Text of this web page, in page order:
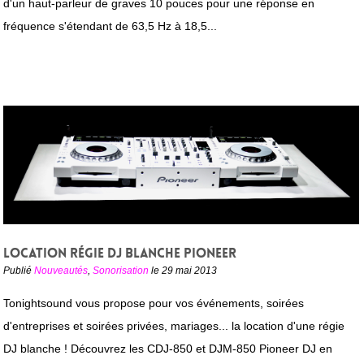
d'un haut-parleur de graves 10 pouces pour une réponse en
fréquence s'étendant de 63,5 Hz à 18,5...
Location régie DJ blanche Pioneer
Publié Nouveautés, Sonorisation le 29 mai 2013
Tonightsound vous propose pour vos événements, soirées
d'entreprises et soirées privées, mariages... la location d'une régie
DJ blanche ! Découvrez les CDJ-850 et DJM-850 Pioneer DJ en